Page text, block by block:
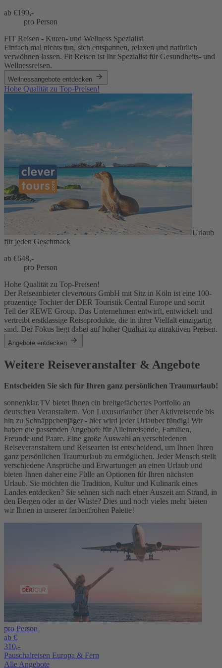
ab €199,-
pro Person
FIT Reisen - Kuren- und Wellness Spezialist
Einfach mal nichts tun, sich entspannen, relaxen und natürlich
verwöhnen lassen. Fit Reisen ist Ihr Spezialist für Gesundheits- und
Wellnessreisen.
Wellnessangebote entdecken
Hohe Qualität zu Top-Preisen!
Urlaub
für jeden Geschmack
ab €648,-
pro Person
Hohe Qualität zu Top-Preisen!
Der Reiseanbieter clevertours GmbH mit Sitz in Köln ist eine 100-
prozentige Tochter der DER Touristik Central Europe und somit
Teil der REWE Group. Das Unternehmen entwirft, entwickelt und
vertreibt erstklassige Reiseprodukte, die in ihrer Vielfalt einzigartig
sind. Der Fokus liegt dabei auf hoher Qualität zu attraktiven Preisen.
Angebote entdecken
Weitere Reiseveranstalter & Angebote
Entscheiden Sie sich für Ihren ganz persönlichen Traumurlaub!
sonnenklar.TV bietet Ihnen ein breitgefächertes Portfolio an
deutschen Veranstaltern. Von Luxusurlauber über Aktivreisende bis
hin zu Schnäppchenjäger - hier wird jeder Urlauber fündig! Wir
haben die passenden Angebote für Alleinreisende, Familien,
Freunde und Paare. Eine große Auswahl an verschiedenen
Reiseveranstaltern und Reisearten ist entscheidend, um Ihnen Ihren
ganz persönlichen Traumurlaub zu ermöglichen. Jeder Mensch stellt
verschiedene Ansprüche und Erwartungen an einen Urlaub und
bieten Ihnen daher eine Fülle an Optionen für Ihren nächsten
Urlaub. Sie möchten die Tradition, Kultur und Kulinarik eines
Landes entdecken? Sie sehnen sich nach einer Auszeit am Strand, in
den Bergen oder in der Wüste? Dies und noch vieles mehr bieten
wir Ihnen in unserer farbenfrohen Palette!
pro Person
ab €
310,-
Pauschalreisen Europa & Fern
Alle Angebote